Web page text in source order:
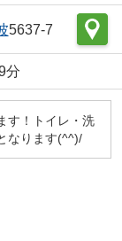
5637-7
分
す！トイレ・洗
なります(^^)/